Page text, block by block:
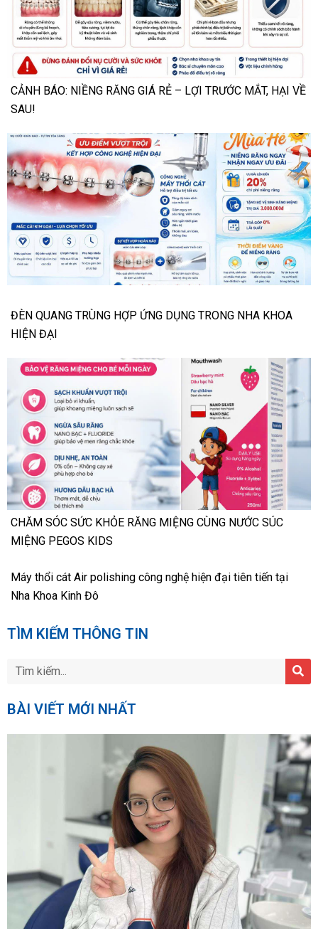
CẢNH BÁO: NIỀNG RĂNG GIÁ RẺ – LỢI TRƯỚC MẮT, HẠI VỀ
SAU!
ĐÈN QUANG TRÙNG HỢP ỨNG DỤNG TRONG NHA KHOA
HIỆN ĐẠI
CHĂM SÓC SỨC KHỎE RĂNG MIỆNG CÙNG NƯỚC SÚC
MIỆNG PEGOS KIDS
Máy thổi cát Air polishing công nghệ hiện đại tiên tiến tại
Nha Khoa Kinh Đô
TÌM KIẾM THÔNG TIN
BÀI VIẾT MỚI NHẤT